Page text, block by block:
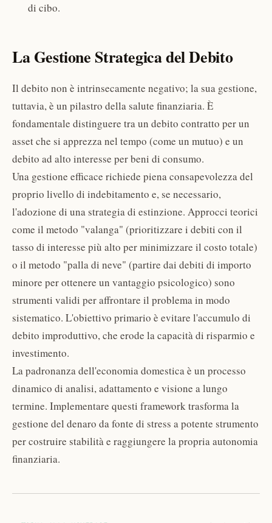
di cibo.
La Gestione Strategica del Debito
Il debito non è intrinsecamente negativo; la sua gestione,
tuttavia, è un pilastro della salute finanziaria. È
fondamentale distinguere tra un debito contratto per un
asset che si apprezza nel tempo (come un mutuo) e un
debito ad alto interesse per beni di consumo.
Una gestione efficace richiede piena consapevolezza del
proprio livello di indebitamento e, se necessario,
l'adozione di una strategia di estinzione. Approcci teorici
come il metodo "valanga" (prioritizzare i debiti con il
tasso di interesse più alto per minimizzare il costo totale)
o il metodo "palla di neve" (partire dai debiti di importo
minore per ottenere un vantaggio psicologico) sono
strumenti validi per affrontare il problema in modo
sistematico. L'obiettivo primario è evitare l'accumulo di
debito improduttivo, che erode la capacità di risparmio e
investimento.
La padronanza dell'economia domestica è un processo
dinamico di analisi, adattamento e visione a lungo
termine. Implementare questi framework trasforma la
gestione del denaro da fonte di stress a potente strumento
per costruire stabilità e raggiungere la propria autonomia
finanziaria.